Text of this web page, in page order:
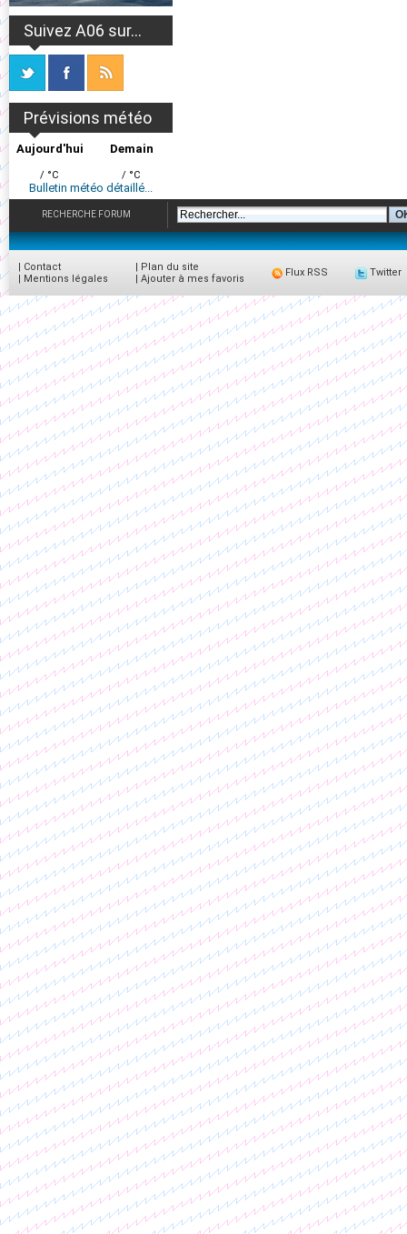
Suivez A06 sur...
Prévisions météo
Aujourd'hui
/ °C
Demain
/ °C
Bulletin météo détaillé...
RECHERCHE FORUM
| Contact
| Mentions légales
| Plan du site
| Ajouter à mes favoris
Flux RSS Twitter